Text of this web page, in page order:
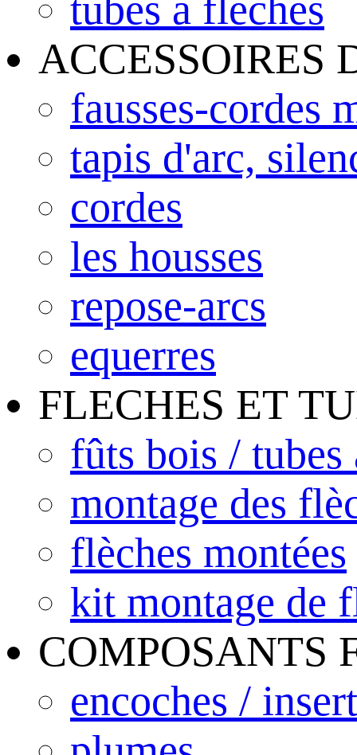
ACCESSOIRES
fausses-cordes
tapis d'arc,
cordes
les housses
repose-arcs
equerres
FLECHES ET
fûts bois / tubes
montage des
flèches montées
kit montage de
COMPOSANTS
encoches /